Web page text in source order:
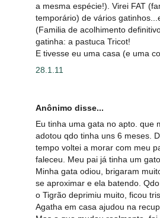
a mesma espécie!). Virei FAT
temporário) de vários
(Familia de acolhimento
gatinha: a pastuca Tricot!
E tivesse eu uma casa (e uma
28.1.11
Anônimo disse...
Eu tinha uma gata no apto. que
adotou qdo tinha uns 6 meses.
tempo voltei a morar com meu
faleceu. Meu pai já tinha um
Minha gata odiou, brigaram
se aproximar e ela batendo.
o Tigrão deprimiu muito, ficou
Agatha em casa ajudou na